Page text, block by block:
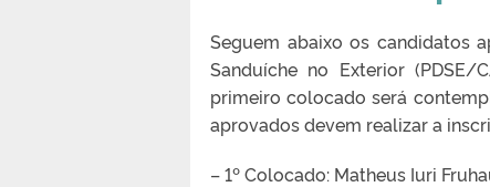
Seguem abaixo os candidatos
Sanduíche no Exterior (PDSE/
primeiro colocado será
aprovados devem realizar a
– 1º Colocado: Matheus Iuri